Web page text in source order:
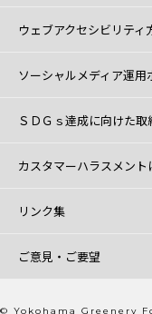
ウェブアクセシビリティ
ソーシャルメディア運用
ＳＤＧｓ達成に向けた取
カスタマーハラスメン
リンク集
ご意見・ご要望
© Yokohama Greenery